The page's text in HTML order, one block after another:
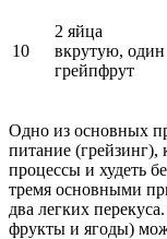
10
2 яйца
вкрутую, один
грейпфрут
Одно из основных
питание (грейзинг),
процессы и худеть
тремя основными
два легких
фрукты и ягоды)